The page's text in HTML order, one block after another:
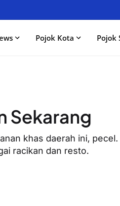
Pojok Kota Pojok
Sekarang
khas daerah ini,
racikan dan resto.